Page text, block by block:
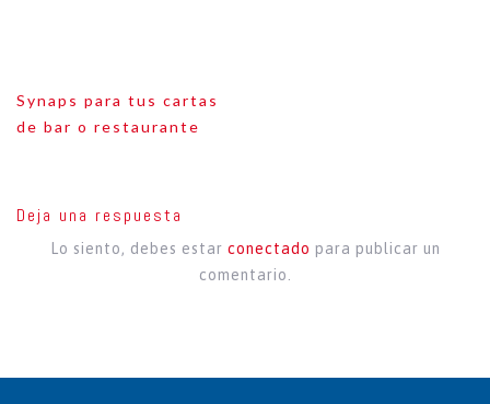
Navegación
de
entradas
Synaps para tus cartas
de bar o restaurante
Deja una respuesta
Lo siento, debes estar conectado para publicar un
comentario.